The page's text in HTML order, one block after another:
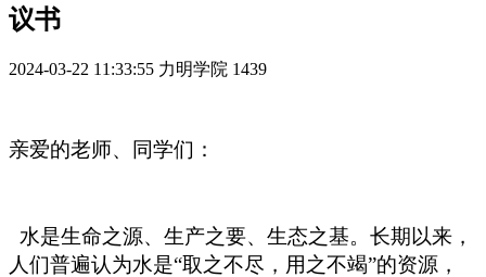
议书
2024-03-22 11:33:55 力明学院 1439
亲爱的老师、同学们：
水是生命之源、生产之要、生态之基。长期以来，
人们普遍认为水是“取之不尽，用之不竭”的资源，